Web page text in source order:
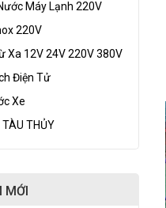
Máy Lạnh 220V
220V
Xa 12V 24V 220V 380V
Điện Tử
Xe
TÀU THỦY
MỚI